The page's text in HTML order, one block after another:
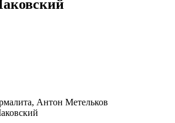
Антон Метельков